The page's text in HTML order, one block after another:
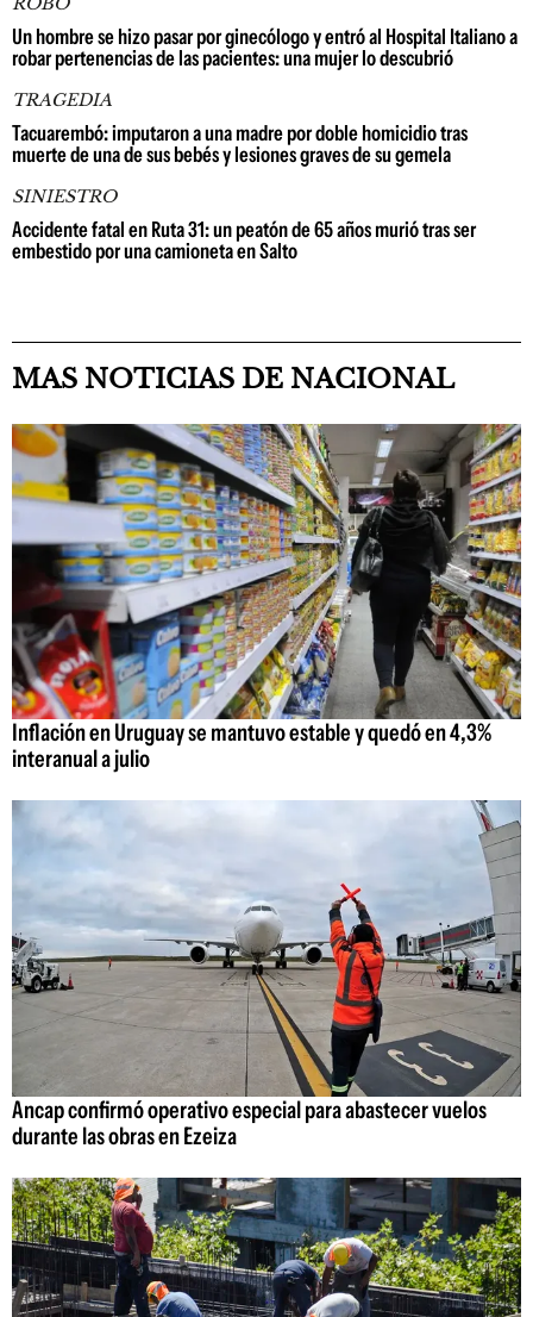
Un hombre se hizo pasar por ginecólogo y entró al Hospital Italiano a
robar pertenencias de las pacientes: una mujer lo descubrió
TRAGEDIA
Tacuarembó: imputaron a una madre por doble homicidio tras
muerte de una de sus bebés y lesiones graves de su gemela
SINIESTRO
Accidente fatal en Ruta 31: un peatón de 65 años murió tras ser
embestido por una camioneta en Salto
MAS NOTICIAS DE NACIONAL
Inflación en Uruguay se mantuvo estable y quedó en 4,3%
interanual a julio
Ancap confirmó operativo especial para abastecer vuelos
durante las obras en Ezeiza